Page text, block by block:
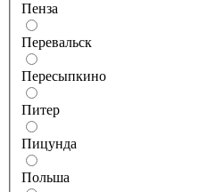
Пенза
Перевальск
Пересыпкино
Питер
Пицунда
Польша